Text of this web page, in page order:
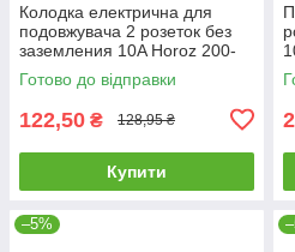
Колодка електрична для
подовжувача 2 розеток без
заземления 10A Horoz 200-
200-203
Готово до відправки
122,50 ₴ 128,95 ₴
Купити
–5%